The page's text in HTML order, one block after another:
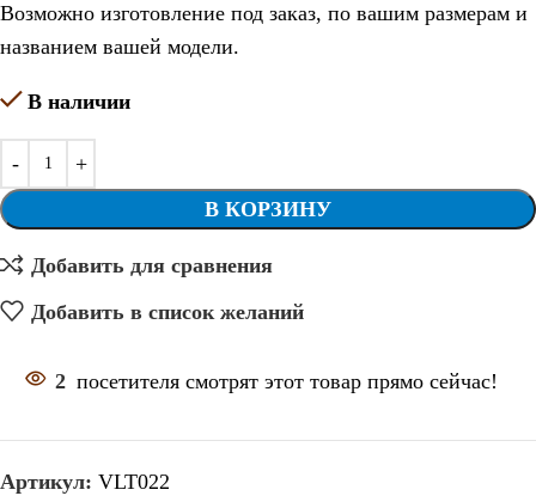
Возможно изготовление под заказ, по вашим размерам и
названием вашей модели.
В наличии
В КОРЗИНУ
Добавить для сравнения
Добавить в список желаний
2 посетителя смотрят этот товар прямо сейчас!
Артикул: VLT022